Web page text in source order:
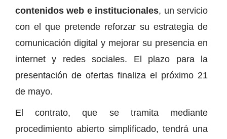
contenidos web e institucionales, un servicio
con el que pretende reforzar su estrategia de
comunicación digital y mejorar su presencia en
internet y redes sociales. El plazo para la
presentación de ofertas finaliza el próximo 21
de mayo.
El contrato, que se tramita mediante
procedimiento abierto simplificado, tendrá una